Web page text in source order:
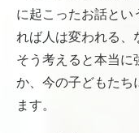
に起こったお話とい
れば人は変われる、
そう考えると本当に
か、今の子どもたち
ます。